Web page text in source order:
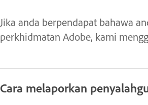
Jika anda berpendapat bahawa
perkhidmatan Adobe, kami
Cara melaporkan